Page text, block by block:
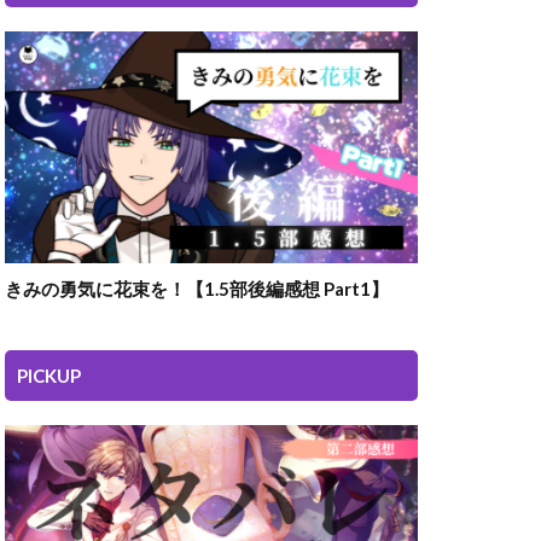
きみの勇気に花束を！【1.5部後編感想 Part1】
PICKUP